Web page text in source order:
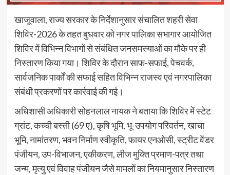
खाजूवाला, राज्य सरकार के निर्देशानुसार संचालित शहरी सेवा
शिविर-2026 के तहत बुधवार को नगर पालिका सभागार आयोजित
शिविर में विभिन्न विभागों से संबंधित जनसमस्याओं का मौके पर ही
निस्तारण किया गया। शिविर के दौरान साफ-सफाई, पेचवर्क,
सार्वजनिक पार्कों की सफाई सहित विभिन्न राजस्व एवं नगरपालिका
संबंधी प्रकरणों पर कार्रवाई की गई।
अधिशासी अधिकारी सोहनलाल नायक ने बताया कि शिविर में स्टेट
ग्रांट, कच्ची बस्ती (69 ए), कृषि भूमि, भू-उपयोग परिवर्तन, खाचा
भूमि, नामांतरण, भवन निर्माण स्वीकृति, फायर एनओसी, स्ट्रीट वेंडर
पंजीयन, उप-विभाजन, एकीकरण, लीज मुक्ति प्रमाण-पत्र तथा
जन्म, मृत्यु एवं विवाह पंजीयन जैसे मामलों का नियमानुसार निस्तारण